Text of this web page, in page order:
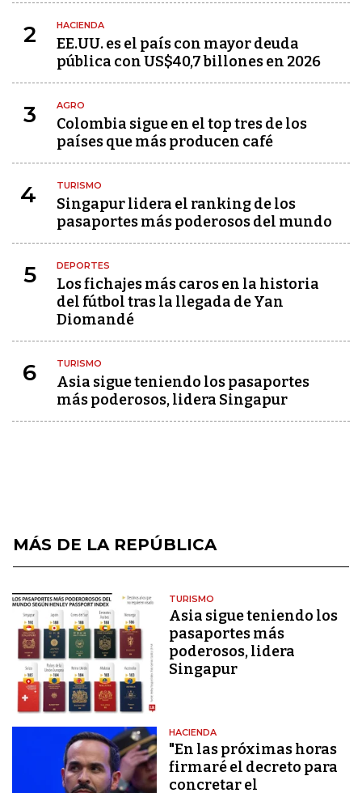
2 HACIENDA
EE.UU. es el país con mayor deuda
pública con US$40,7 billones en 2026
3 AGRO
Colombia sigue en el top tres de los
países que más producen café
4 TURISMO
Singapur lidera el ranking de los
pasaportes más poderosos del mundo
5 DEPORTES
Los fichajes más caros en la historia
del fútbol tras la llegada de Yan
Diomandé
6 TURISMO
Asia sigue teniendo los pasaportes
más poderosos, lidera Singapur
MÁS DE LA REPÚBLICA
TURISMO
Asia sigue teniendo los
pasaportes más
poderosos, lidera
Singapur
HACIENDA
"En las próximas horas
firmaré el decreto para
concretar el